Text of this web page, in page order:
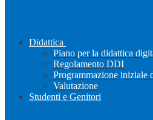
Didattica
Piano per la didattica
Regolamento DDI
Programmazione iniziale
Valutazione
Studenti e Genitori